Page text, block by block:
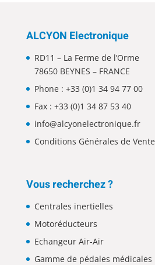
ALCYON Electronique
RD11 – La Ferme de l’Orme
78650 BEYNES – FRANCE
Phone : +33 (0)1 34 94 77 00
Fax : +33 (0)1 34 87 53 40
info@alcyonelectronique.fr
Conditions Générales de Vente
Vous recherchez ?
Centrales inertielles
Motoréducteurs
Echangeur Air-Air
Gamme de pédales médicales